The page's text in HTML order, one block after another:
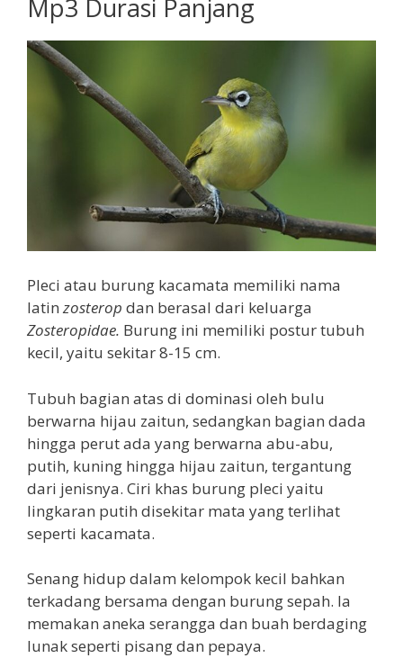
Mp3 Durasi Panjang
Pleci atau burung kacamata memiliki nama
latinzosterop dan berasal dari keluarga
Zosteropidae. Burung ini memiliki postur tubuh
kecil, yaitu sekitar 8-15 cm.
Tubuh bagian atas di dominasi oleh bulu
berwarna hijau zaitun, sedangkan bagian dada
hingga perut ada yang berwarna abu-abu,
putih, kuning hingga hijau zaitun, tergantung
dari jenisnya. Ciri khas burung pleci yaitu
lingkaran putih disekitar mata yang terlihat
seperti kacamata.
Senang hidup dalam kelompok kecil bahkan
terkadang bersama dengan burung sepah. Ia
memakan aneka serangga dan buah berdaging
lunak seperti pisang dan pepaya.